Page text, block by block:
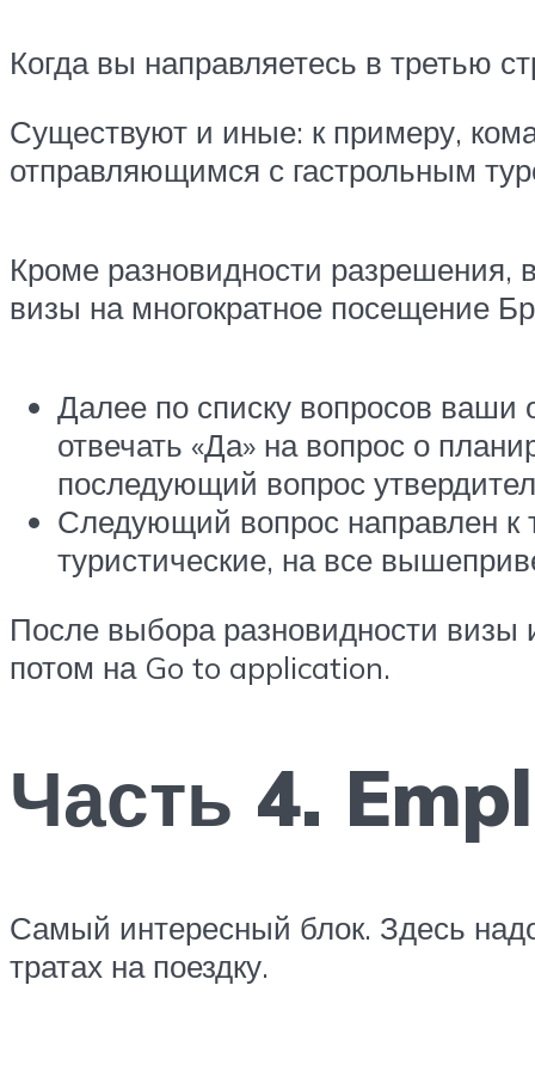
Когда вы направляетесь в третью
Существуют и иные: к примеру,
отправляющимся с гастрольным
Кроме разновидности разрешения,
визы на многократное посещение
Далее по списку вопросов ваши
отвечать «Да» на вопрос о
последующий вопрос
Следующий вопрос направлен
туристические, на все
После выбора разновидности
потом на Go to application.
Часть 4.
Самый интересный блок. Здесь
тратах на поездку.